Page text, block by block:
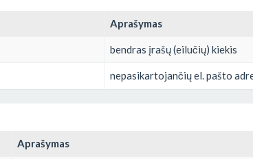
Aprašymas
bendras įrašų (eilučių) kiekis
nepasikartojančių el. pašto
Aprašymas